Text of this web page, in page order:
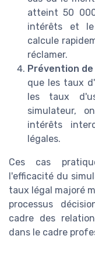
atteint 50
intérêts et le
calcule
réclamer.
Prévention
que les taux
les taux
simulateur,
intérêts
légales.
Ces cas
l'efficacité du
taux légal majoré
processus
cadre des
dans le cadre